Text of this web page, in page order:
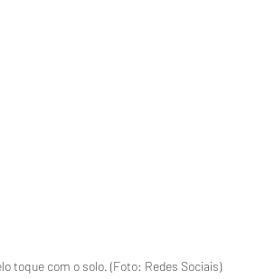
toque com o solo. (Foto: Redes Sociais)